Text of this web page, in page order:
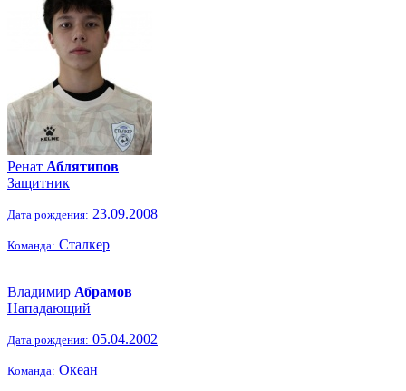
Ренат Аблятипов
Защитник
Дата рождения: 23.09.2008
Команда: Сталкер
Владимир Абрамов
Нападающий
Дата рождения: 05.04.2002
Команда: Океан